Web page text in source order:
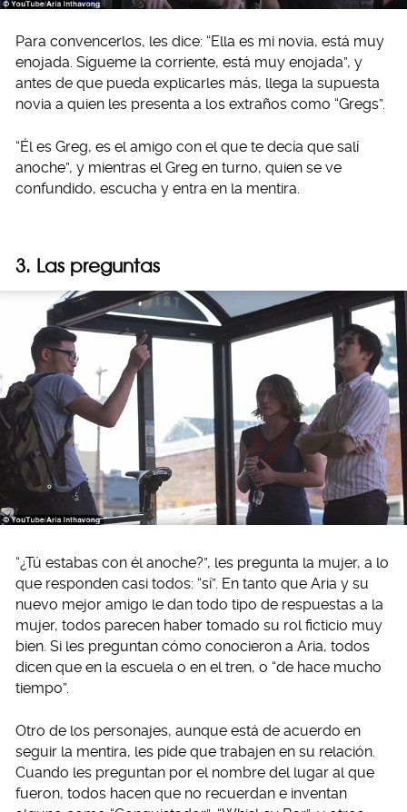
Para convencerlos, les dice: “Ella es mi novia, está muy
enojada. Sígueme la corriente, está muy enojada”, y
antes de que pueda explicarles más, llega la supuesta
novia a quien les presenta a los extraños como “Gregs”.
“Él es Greg, es el amigo con el que te decía que salí
anoche”, y mientras el Greg en turno, quien se ve
confundido, escucha y entra en la mentira.
3. Las preguntas
“¿Tú estabas con él anoche?”, les pregunta la mujer, a lo
que responden casi todos: “sí”. En tanto que Aria y su
nuevo mejor amigo le dan todo tipo de respuestas a la
mujer, todos parecen haber tomado su rol ficticio muy
bien. Si les preguntan cómo conocieron a Aria, todos
dicen que en la escuela o en el tren, o “de hace mucho
tiempo”.
Otro de los personajes, aunque está de acuerdo en
seguir la mentira, les pide que trabajen en su relación.
Cuando les preguntan por el nombre del lugar al que
fueron, todos hacen que no recuerdan e inventan